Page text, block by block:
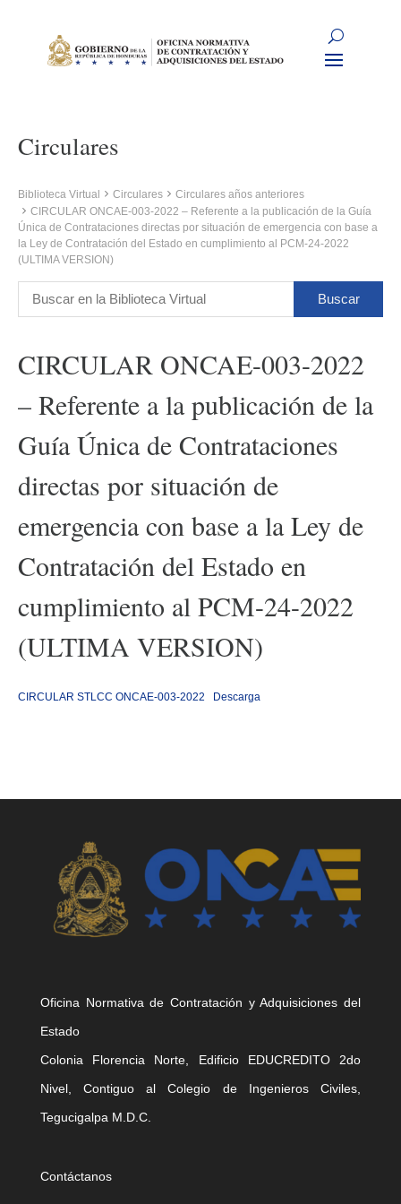
Circulares
Biblioteca Virtual Circulares
Circulares años anteriores
CIRCULAR ONCAE-003-2022 – Referente a la publicación de la Guía
Única de Contrataciones directas por situación de emergencia con base a
la Ley de Contratación del Estado en cumplimiento al PCM-24-2022
(ULTIMA VERSION)
CIRCULAR ONCAE-003-2022
– Referente a la publicación de la
Guía Única de Contrataciones
directas por situación de
emergencia con base a la Ley de
Contratación del Estado en
cumplimiento al PCM-24-2022
(ULTIMA VERSION)
CIRCULAR STLCC ONCAE-003-2022 Descarga
Oficina Normativa de Contratación y Adquisiciones del
Estado
Colonia Florencia Norte, Edificio EDUCREDITO 2do
Nivel, Contiguo al Colegio de Ingenieros Civiles,
Tegucigalpa M.D.C.
Contáctanos